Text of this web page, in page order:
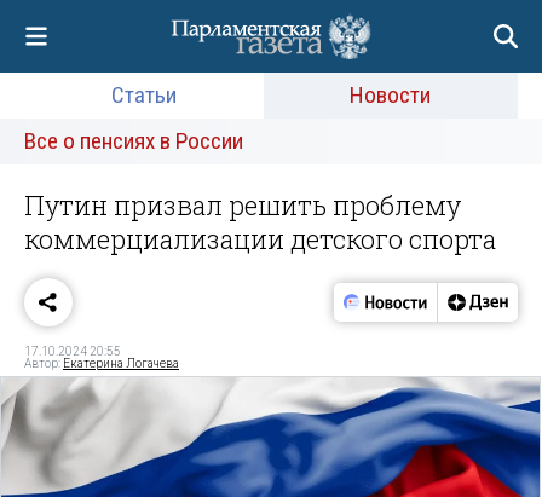
Статьи
Новости
Все о пенсиях в России
Путин призвал решить проблему
коммерциализации детского спорта
17.10.2024 20:55
Автор: Екатерина Логачева